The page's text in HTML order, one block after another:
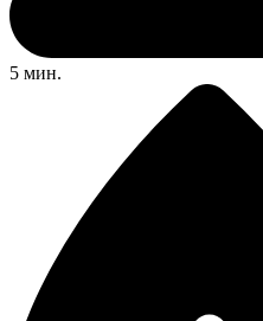
5 мин.